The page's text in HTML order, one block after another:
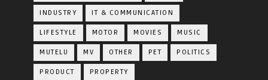
INDUSTRY IT & COMMUNICATION
LIFESTYLE MOTOR MOVIES MUSIC
MUTELU MV OTHER PET POLITICS
PRODUCT PROPERTY